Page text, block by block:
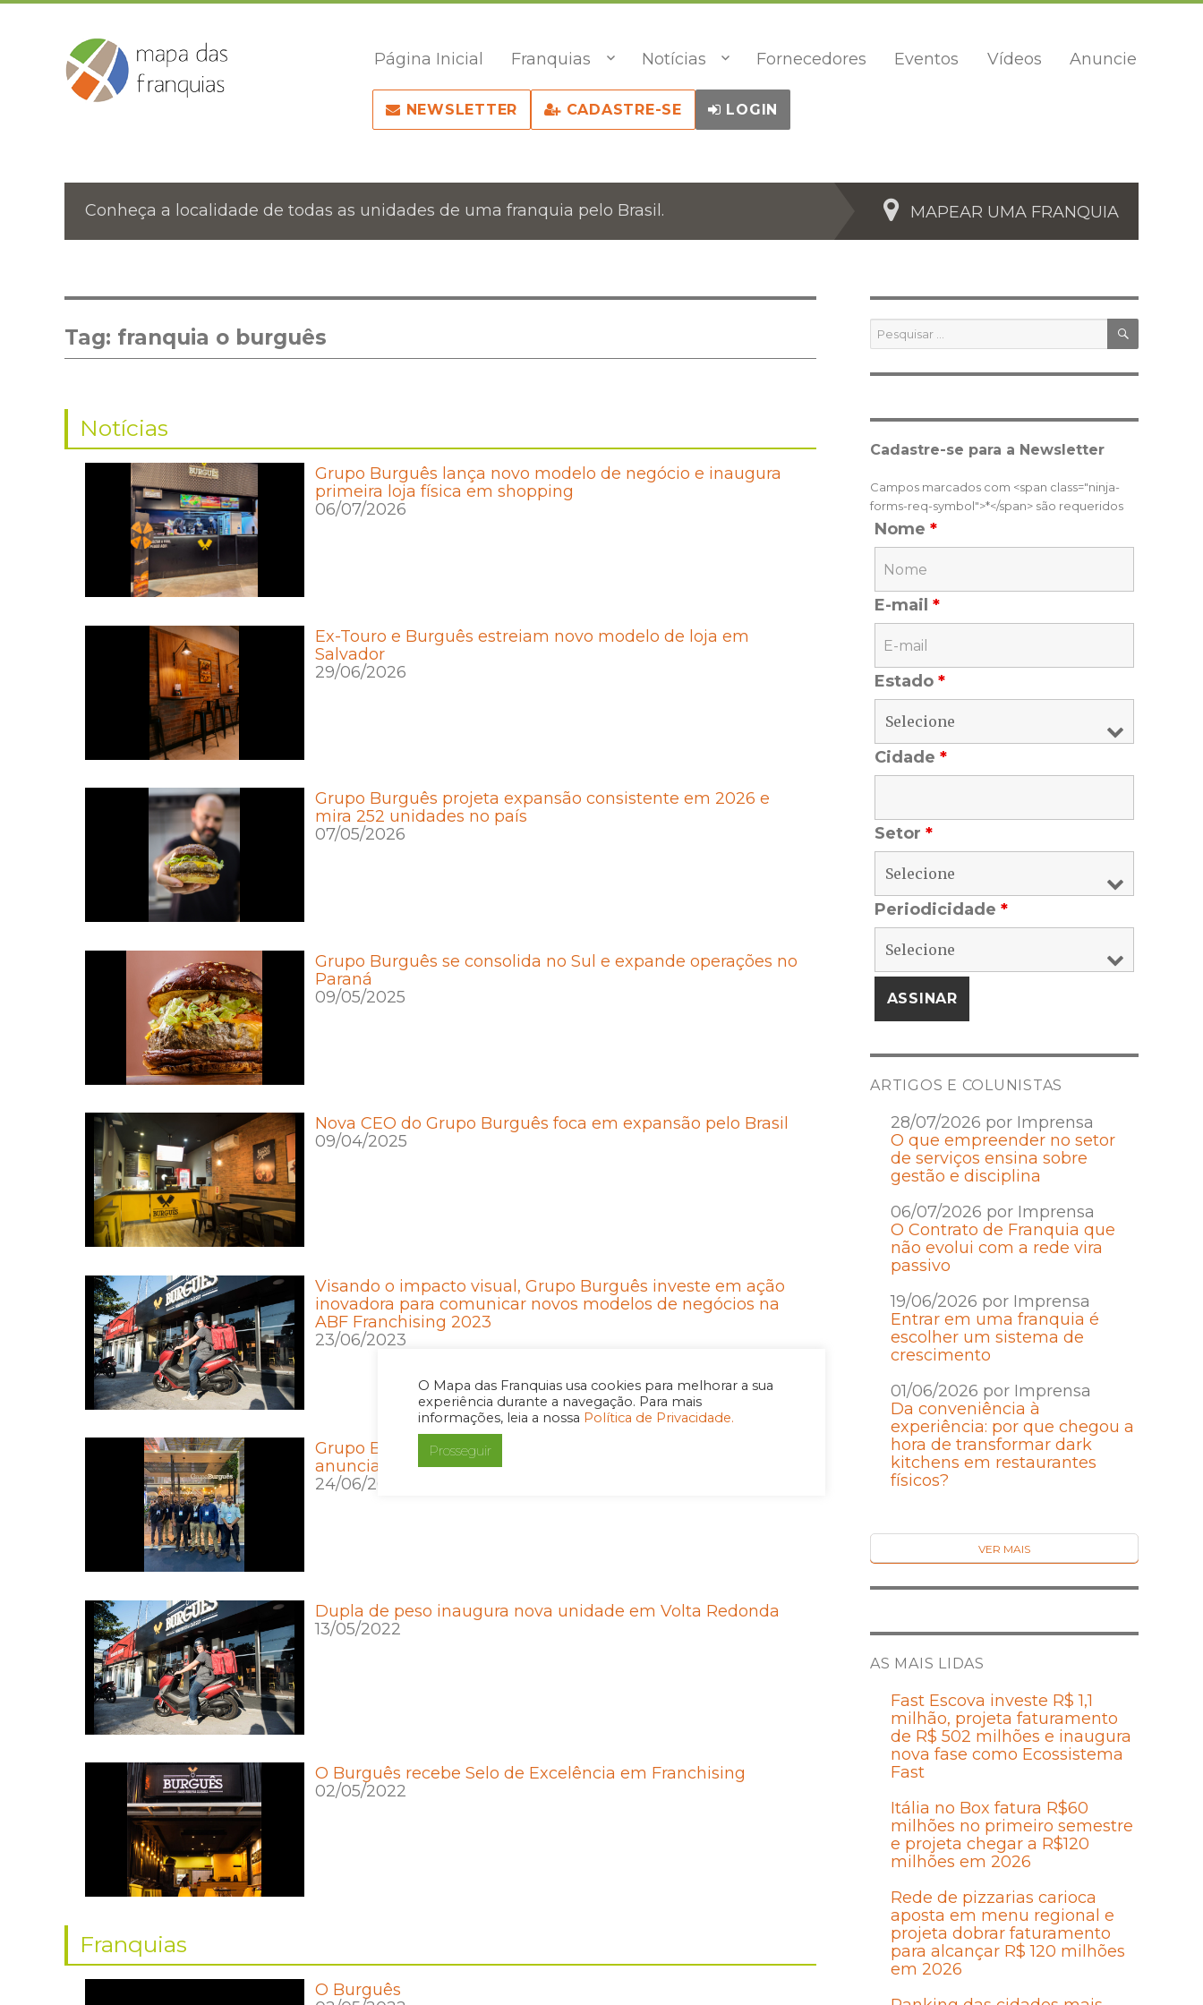
O Mapa das Franquias usa cookies para melhorar a sua
experiência durante a navegação. Para mais
informações, leia a nossa Política de Privacidade.
Prosseguir
Página Inicial Franquias Notícias Fornecedores Eventos Vídeos Anuncie
NEWSLETTER CADASTRE-SE LOGIN
Conheça a localidade de todas as unidades de uma franquia pelo Brasil. MAPEAR UMA FRANQUIA
Tag: franquia o burguês
Notícias
Grupo Burguês lança novo modelo de negócio e inaugura
primeira loja física em shopping
06/07/2026
Ex-Touro e Burguês estreiam novo modelo de loja em
Salvador
29/06/2026
Grupo Burguês projeta expansão consistente em 2026 e
mira 252 unidades no país
07/05/2026
Grupo Burguês se consolida no Sul e expande operações no
Paraná
09/05/2025
Nova CEO do Grupo Burguês foca em expansão pelo Brasil
09/04/2025
Visando o impacto visual, Grupo Burguês investe em ação
inovadora para comunicar novos modelos de negócios na
ABF Franchising 2023
23/06/2023
Grupo Burguês planeja alcançar 400 franquias no Brasil e
anuncia mais três marcas na ABF
24/06/2022
Dupla de peso inaugura nova unidade em Volta Redonda
13/05/2022
O Burguês recebe Selo de Excelência em Franchising
02/05/2022
Franquias
O Burguês
Pesquisar
por:
Cadastre-se para a Newsletter
Campos marcados com <span class="ninja-
forms-req-symbol">*</span> são requeridos
Nome *
E-mail *
Estado *
Cidade *
Setor *
Periodicidade *
ARTIGOS E COLUNISTAS
28/07/2026 por Imprensa
O que empreender no setor
de serviços ensina sobre
gestão e disciplina
06/07/2026 por Imprensa
O Contrato de Franquia que
não evolui com a rede vira
passivo
19/06/2026 por Imprensa
Entrar em uma franquia é
escolher um sistema de
crescimento
01/06/2026 por Imprensa
Da conveniência à
experiência: por que chegou a
hora de transformar dark
kitchens em restaurantes
físicos?
VER MAIS
AS MAIS LIDAS
Fast Escova investe R$ 1,1
milhão, projeta faturamento
de R$ 502 milhões e inaugura
nova fase como Ecossistema
Fast
Itália no Box fatura R$60
milhões no primeiro semestre
e projeta chegar a R$120
milhões em 2026
Rede de pizzarias carioca
aposta em menu regional e
projeta dobrar faturamento
para alcançar R$ 120 milhões
em 2026